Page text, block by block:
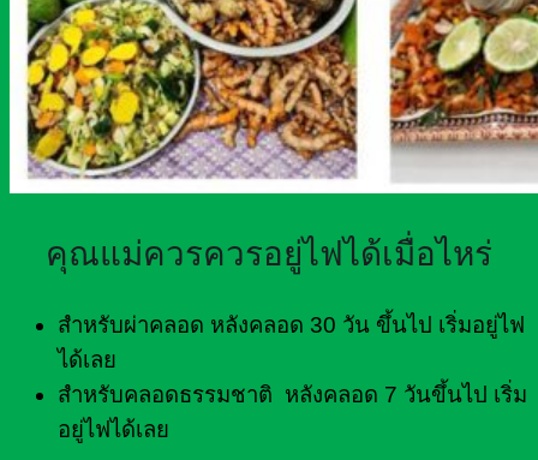
คุณแม่ควรควรอยู่ไฟได้เมื่อไหร่
สำหรับผ่าคลอด หลังคลอด 30 วัน ขึ้นไป เริ่มอยู่ไฟ
ได้เลย
สำหรับคลอดธรรมชาติ หลังคลอด 7 วันขึ้นไป เริ่ม
อยู่ไฟได้เลย